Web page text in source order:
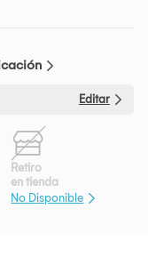
Editar
Retiro
en tienda
No Disponible